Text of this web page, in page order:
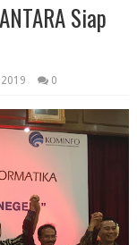
Siap
0